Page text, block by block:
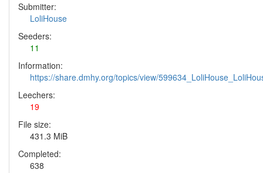
Submitter:
LoliHouse
Seeders:
11
Information:
https://share.dmhy.org/topics/view/
Leechers:
19
File size:
431.3 MiB
Completed:
638